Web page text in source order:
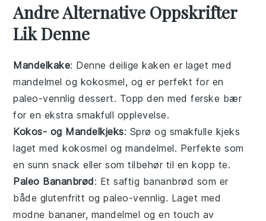
Andre Alternative Oppskrifter
Lik Denne
Mandelkake: Denne deiligekaken er laget med
mandelmel og kokosmel, og er perfekt for en
paleo-vennlig dessert. Topp den med ferske bær
for en ekstra smakfull opplevelse.
Kokos- og Mandelkjeks: Sprø og smakfulle kjeks
laget medkokosmel ogmandelmel. Perfekte som
en sunnsnack eller som tilbehør til en kopp te.
Paleo Bananbrød: Et saftig bananbrød som er
både glutenfritt ogpaleo-vennlig. Laget med
modne bananer, mandelmel og en touch av